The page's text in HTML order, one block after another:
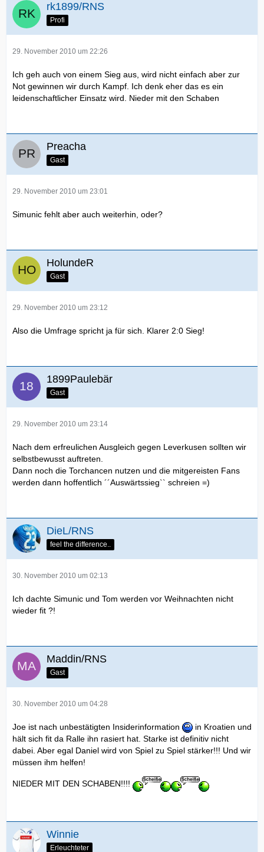
rk1899/RNS
Profi
29. November 2010 um 22:26
Ich geh auch von einem Sieg aus, wird nicht einfach aber zur
Not gewinnen wir durch Kampf. Ich denk eher das es ein
leidenschaftlicher Einsatz wird. Nieder mit den Schaben
Preacha
Gast
29. November 2010 um 23:01
Simunic fehlt aber auch weiterhin, oder?
HolundeR
Gast
29. November 2010 um 23:12
Also die Umfrage spricht ja für sich. Klarer 2:0 Sieg!
1899Paulebär
Gast
29. November 2010 um 23:14
Nach dem erfreulichen Ausgleich gegen Leverkusen sollten wir
selbstbewusst auftreten.
Dann noch die Torchancen nutzen und die mitgereisten Fans
werden dann hoffentlich ´´Auswärtssieg`` schreien =)
DieL/RNS
feel the difference..
30. November 2010 um 02:13
Ich dachte Simunic und Tom werden vor Weihnachten nicht
wieder fit ?!
Maddin/RNS
Gast
30. November 2010 um 04:28
Joe ist nach unbestätigten Insiderinformation
in Kroatien und
hält sich fit da Ralle ihn rasiert hat. Starke ist definitiv nicht
dabei. Aber egal Daniel wird von Spiel zu Spiel stärker!!! Und wir
müssen ihm helfen!
NIEDER MIT DEN SCHABEN!!!!
Winnie
Erleuchteter